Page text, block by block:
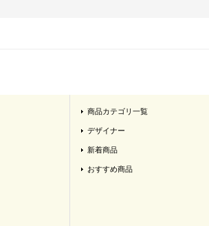
商品カテゴリ一覧
デザイナー
新着商品
おすすめ商品